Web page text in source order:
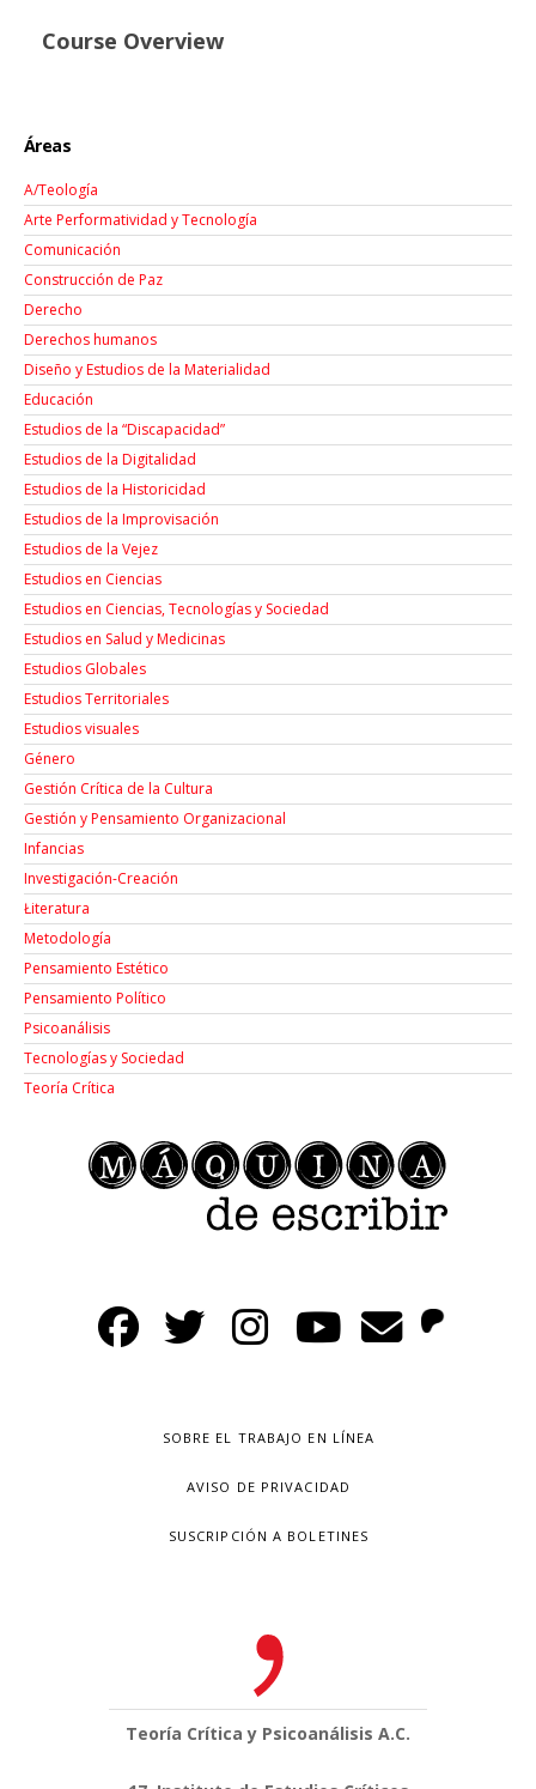
Course Overview
Áreas
A/Teología
Arte Performatividad y Tecnología
Comunicación
Construcción de Paz
Derecho
Derechos humanos
Diseño y Estudios de la Materialidad
Educación
Estudios de la “Discapacidad”
Estudios de la Digitalidad
Estudios de la Historicidad
Estudios de la Improvisación
Estudios de la Vejez
Estudios en Ciencias
Estudios en Ciencias, Tecnologías y Sociedad
Estudios en Salud y Medicinas
Estudios Globales
Estudios Territoriales
Estudios visuales
Género
Gestión Crítica de la Cultura
Gestión y Pensamiento Organizacional
Infancias
Investigación-Creación
Łiteratura
Metodología
Pensamiento Estético
Pensamiento Político
Psicoanálisis
Tecnologías y Sociedad
Teoría Crítica
SOBRE EL TRABAJO EN LÍNEA
AVISO DE PRIVACIDAD
SUSCRIPCIÓN A BOLETINES
Teoría Crítica y Psicoanálisis A.C.